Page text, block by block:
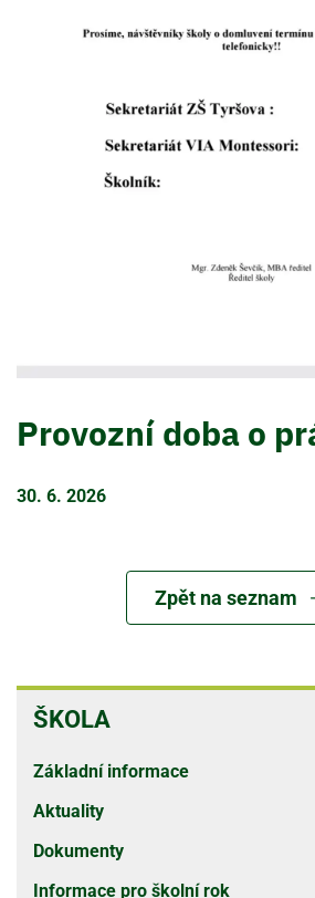
ŠKOLA
ŠKOLA
Základní informace
Aktuality
Dokumenty
Informace pro školní rok
Provozní doba o
30. 6. 2026
Zpět na seznam